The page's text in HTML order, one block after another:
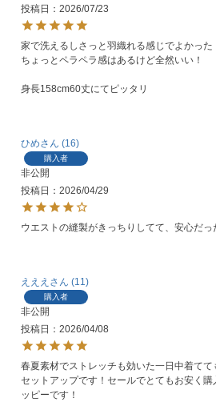
投稿日
2026/07/23
家で洗えるしさっと羽織れる感じでよかった
ちょっとペラペラ感はあるけど全然いい！
身長158cm60丈にてピッタリ
ひめ 16
購入者
非公開
投稿日
2026/04/29
ウエストの縫製がきっちりしてて、安心だっ
えええ 11
購入者
非公開
投稿日
2026/04/08
春夏素材でストレッチも効いた一日中着てて
セットアップです！セールでとてもお安く購
ッピーです！